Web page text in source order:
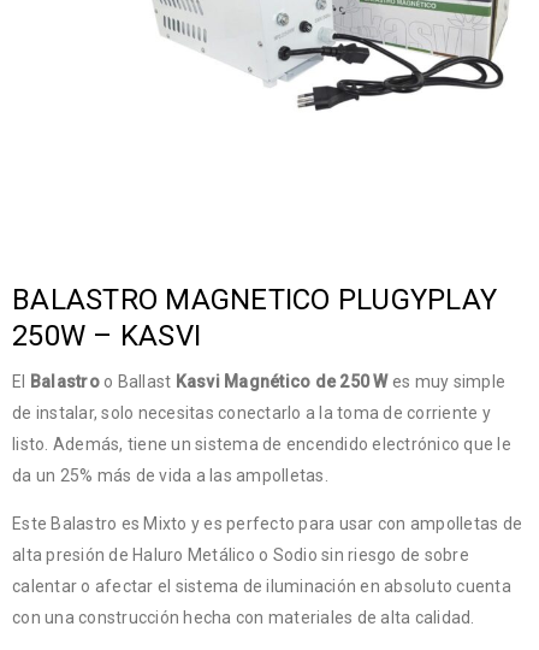
BALASTRO MAGNETICO PLUGYPLAY
250W – KASVI
El Balastroo Ballast Kasvi Magnético de 250 Wes muy simple
de instalar, solo necesitas conectarlo a la toma de corriente y
listo. Además, tiene un sistema de encendido electrónico que le
da un 25% más de vida a las ampolletas.
Este Balastro es Mixto y es perfecto para usar con ampolletas de
alta presión de Haluro Metálico o Sodio sin riesgo de sobre
calentar o afectar el sistema de iluminación en absoluto cuenta
con una construcción hecha con materiales de alta calidad.